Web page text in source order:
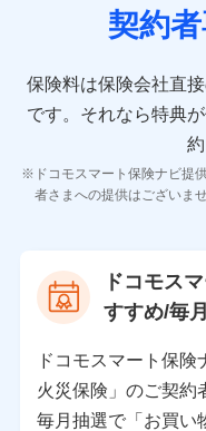
れらに付帯、関連する
会社のサービスを案内
閲覧履歴、購買履歴、
析して、お客さまの趣
品等に関するご提案や
各種セミナーの開催のた
コンサルティングサー
アンケートやキャンペ
称・住所・代表者名】
当該個人データを取
おり）
東京都千代田区永田
株式会社NTTドコモ
契約
保険料は保険会社直
です。 それなら特典
ドコモスマート保険ナビ提
者さまへの提供はございませ
ドコモス
すすめ/毎
ドコモスマート保
火災保険」のご契約
毎月抽選で「お買い